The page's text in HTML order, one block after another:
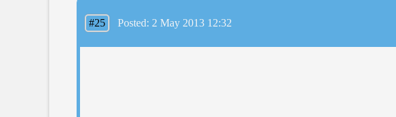
#25 Posted: 2 May 2013 12:32